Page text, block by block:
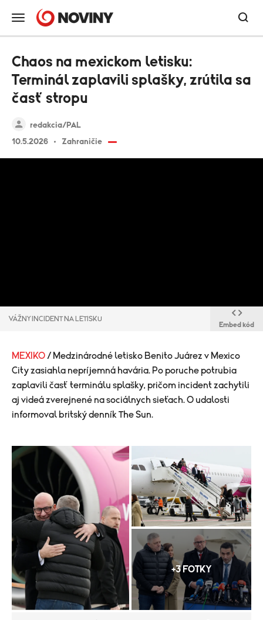
redakcia/PAL
10.5.2026
Zahraničie
Chaos na mexickom letisku:
Terminál zaplavili splašky, zrútila sa
časť stropu
VÁŽNY INCIDENT NA LETISKU
Embed kód
MEXIKO / Medzinárodné letisko Benito Juárez v Mexico
City zasiahla nepríjemná havária. Po poruche potrubia
zaplavili časť terminálu splašky, pričom incident zachytili
aj videá zverejnené na sociálnych sieťach. O udalosti
informoval britský denník The Sun.
+3 FOTKY